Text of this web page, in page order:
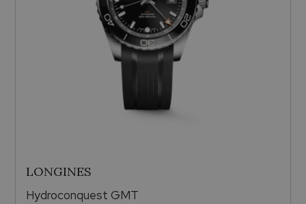
LONGINES
Hydroconquest GMT